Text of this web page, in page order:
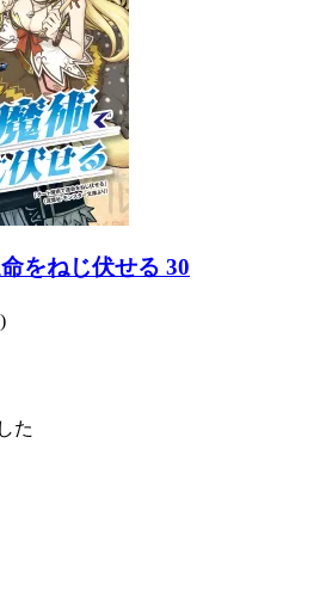
をねじ伏せる 30
た